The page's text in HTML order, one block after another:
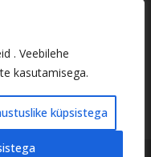
. Veebilehe
kasutamisega.
küpsistega